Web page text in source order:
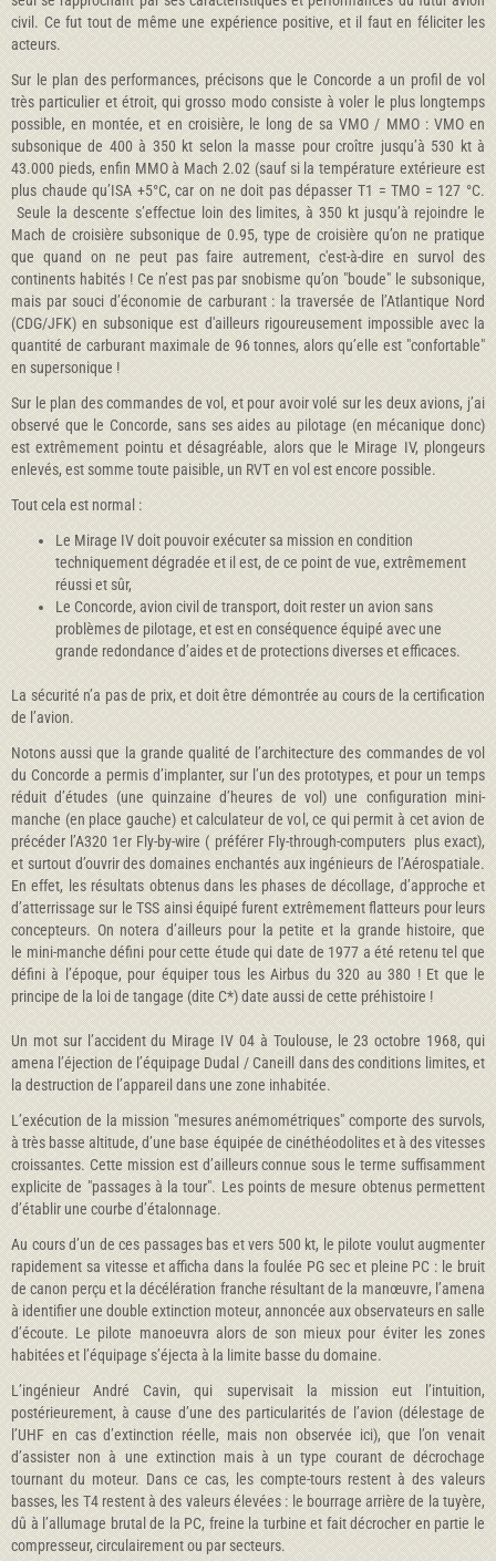
civil. Ce fut tout de même une expérience positive, et il faut en féliciter les
acteurs.
Sur le plan des performances, précisons que le Concorde a un profil de vol
très particulier et étroit, qui grosso modo consiste à voler le plus longtemps
possible, en montée, et en croisière, le long de sa VMO / MMO : VMO en
subsonique de 400 à 350 kt selon la masse pour croître jusqu’à 530 kt à
43.000 pieds, enfin MMO à Mach 2.02 (sauf si la température extérieure est
plus chaude qu’ISA +5°C, car on ne doit pas dépasser T1 = TMO = 127 °C.
Seule la descente s’effectue loin des limites, à 350 kt jusqu’à rejoindre le
Mach de croisière subsonique de 0.95, type de croisière qu’on ne pratique
que quand on ne peut pas faire autrement, c'est-à-dire en survol des
continents habités ! Ce n’est pas par snobisme qu’on "boude" le subsonique,
mais par souci d’économie de carburant : la traversée de l’Atlantique Nord
(CDG/JFK) en subsonique est d'ailleurs rigoureusement impossible avec la
quantité de carburant maximale de 96 tonnes, alors qu’elle est "confortable"
en supersonique !
Sur le plan des commandes de vol, et pour avoir volé sur les deux avions, j’ai
observé que le Concorde, sans ses aides au pilotage (en mécanique donc)
est extrêmement pointu et désagréable, alors que le Mirage IV, plongeurs
enlevés, est somme toute paisible, un RVT en vol est encore possible.
Tout cela est normal :
Le Mirage IV doit pouvoir exécuter sa mission en condition
techniquement dégradée et il est, de ce point de vue, extrêmement
réussi et sûr,
Le Concorde, avion civil de transport, doit rester un avion sans
problèmes de pilotage, et est en conséquence équipé avec une
grande redondance d’aides et de protections diverses et efficaces.
La sécurité n’a pas de prix, et doit être démontrée au cours de la certification
de l’avion.
Notons aussi que la grande qualité de l’architecture des commandes de vol
du Concorde a permis d’implanter, sur l’un des prototypes, et pour un temps
réduit d’études (une quinzaine d’heures de vol) une configuration mini-
manche (en place gauche) et calculateur de vol, ce qui permit à cet avion de
précéder l’A320 1er Fly-by-wire ( préférer Fly-through-computers plus exact),
et surtout d’ouvrir des domaines enchantés aux ingénieurs de l’Aérospatiale.
En effet, les résultats obtenus dans les phases de décollage, d’approche et
d’atterrissage sur le TSS ainsi équipé furent extrêmement flatteurs pour leurs
concepteurs. On notera d’ailleurs pour la petite et la grande histoire, que
le mini-manche défini pour cette étude qui date de 1977 a été retenu tel que
défini à l’époque, pour équiper tous les Airbus du 320 au 380 ! Et que le
principe de la loi de tangage (dite C*) date aussi de cette préhistoire !
Un mot sur l’accident du Mirage IV 04 à Toulouse, le 23 octobre 1968, qui
amena l’éjection de l’équipage Dudal / Caneill dans des conditions limites, et
la destruction de l’appareil dans une zone inhabitée.
L’exécution de la mission "mesures anémométriques" comporte des survols,
à très basse altitude, d’une base équipée de cinéthéodolites et à des vitesses
croissantes. Cette mission est d’ailleurs connue sous le terme suffisamment
explicite de "passages à la tour". Les points de mesure obtenus permettent
d’établir une courbe d’étalonnage.
Au cours d’un de ces passages bas et vers 500 kt, le pilote voulut augmenter
rapidement sa vitesse et afficha dans la foulée PG sec et pleine PC : le bruit
de canon perçu et la décélération franche résultant de la manœuvre, l’amena
à identifier une double extinction moteur, annoncée aux observateurs en salle
d’écoute. Le pilote manoeuvra alors de son mieux pour éviter les zones
habitées et l’équipage s’éjecta à la limite basse du domaine.
L’ingénieur André Cavin, qui supervisait la mission eut l’intuition,
postérieurement, à cause d’une des particularités de l’avion (délestage de
l’UHF en cas d’extinction réelle, mais non observée ici), que l’on venait
d’assister non à une extinction mais à un type courant de décrochage
tournant du moteur. Dans ce cas, les compte-tours restent à des valeurs
basses, les T4 restent à des valeurs élevées : le bourrage arrière de la tuyère,
dû à l’allumage brutal de la PC, freine la turbine et fait décrocher en partie le
compresseur, circulairement ou par secteurs.